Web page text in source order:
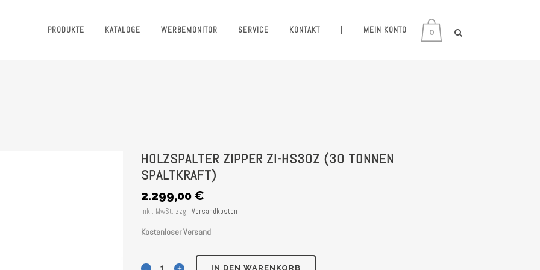
0
PRODUKTE KATALOGE WERBEMONITOR SERVICE KONTAKT MEIN KONTO
HOLZSPALTER ZIPPER ZI-HS30Z (30 TONNEN
SPALTKRAFT)
2.299,00 €
inkl. MwSt. zzgl. Versandkosten
Kostenloser Versand
Holzspalter IN DEN WARENKORB